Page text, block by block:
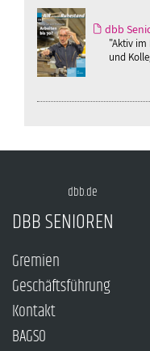
dbb
"Aktiv im
und
dbb.de
DBB SENIOREN
Gremien
Geschäftsführung
Kontakt
BAGSO